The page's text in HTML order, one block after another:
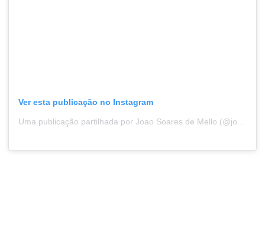
Ver esta publicação no Instagram